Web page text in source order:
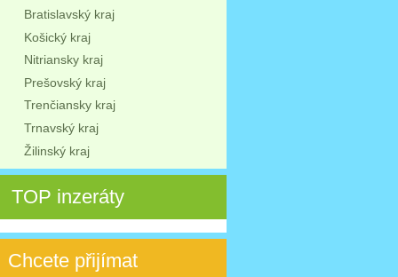
Bratislavský kraj
Košický kraj
Nitriansky kraj
Prešovský kraj
Trenčiansky kraj
Trnavský kraj
Žilinský kraj
TOP inzeráty
Chcete přijímat